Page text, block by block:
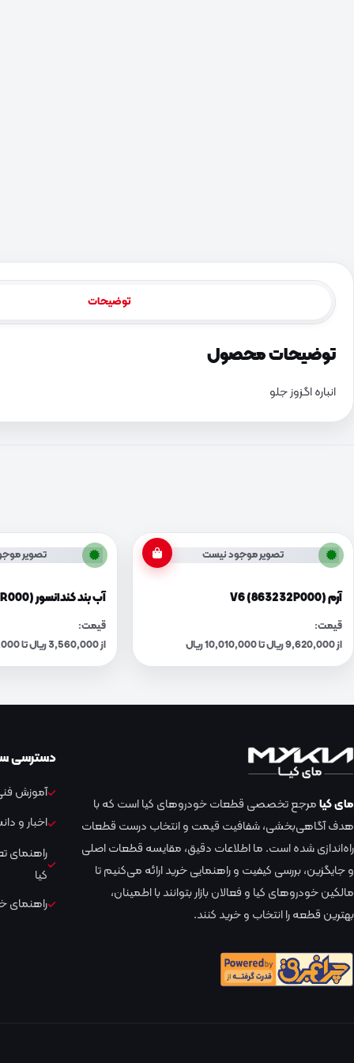
توضیحات
توضیحات محصول
انباره اگزوز جلو
تصویر موجود نیست
آرم V6 (863232P000)
قیمت:
از 9,620,000 ریال تا 10,010,000 ریال
تصویر
آب بند کندانسور (977983R000)
قیمت:
از 3,560,000 ریال تا 3,710,000 ریال
مای کیامرجع تخصصی قطعات خودروهای کیا است که با
هدف آگاهی‌بخشی، شفافیت قیمت و انتخاب درست قطعات
راه‌اندازی شده است. ما اطلاعات دقیق، مقایسه قطعات اصلی
و جایگزین، بررسی کیفیت و راهنمایی خرید ارائه می‌کنیم تا
مالکین خودروهای کیا و فعالان بازار بتوانند با اطمینان،
بهترین قطعه را انتخاب و خرید کنند.
دسترسی
آموزش
اخبار و
راهنمای
کیا
راهنمای